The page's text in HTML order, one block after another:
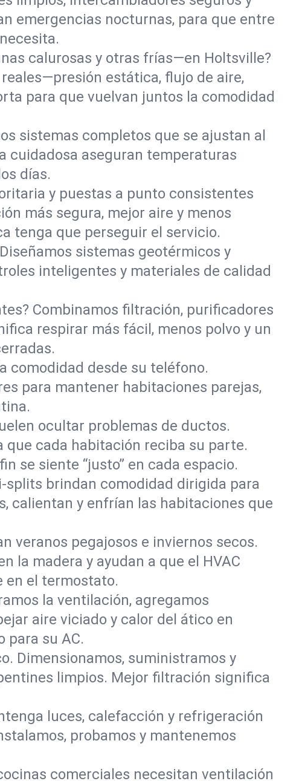
emergencias nocturnas, para que entre
calurosas y otras frías—en Holtsville?
estática, flujo de aire,
para que vuelvan juntos la comodidad
sistemas completos que se ajustan al
cuidadosa aseguran temperaturas
días.
y puestas a punto consistentes
más segura, mejor aire y menos
tenga que perseguir el servicio.
sistemas geotérmicos y
inteligentes y materiales de calidad
Combinamos filtración, purificadores
respirar más fácil, menos polvo y un
comodidad desde su teléfono.
para mantener habitaciones parejas,
ocultar problemas de ductos.
que cada habitación reciba su parte.
se siente “justo” en cada espacio.
brindan comodidad dirigida para
calientan y enfrían las habitaciones que
veranos pegajosos e inviernos secos.
la madera y ayudan a que el HVAC
en el termostato.
la ventilación, agregamos
aire viciado y calor del ático en
para su AC.
Dimensionamos, suministramos y
limpios. Mejor filtración significa
luces, calefacción y refrigeración
probamos y mantenemos
comerciales necesitan ventilación